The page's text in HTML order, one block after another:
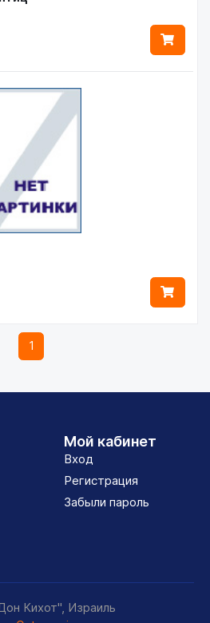
1
Мой кабинет
Вход
Регистрация
Забыли пароль
Кихот", Израиль